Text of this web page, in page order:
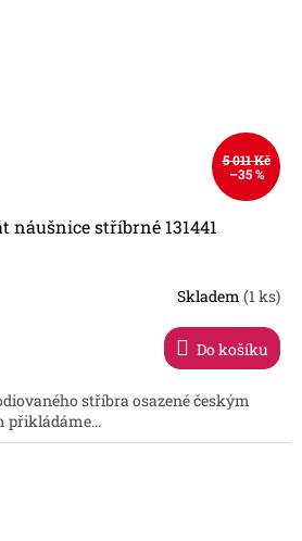
5 011 Kč
–35 %
náušnice stříbrné 131441
Skladem (1 ks)
Do košíku
stříbra osazené českým
přikládáme...